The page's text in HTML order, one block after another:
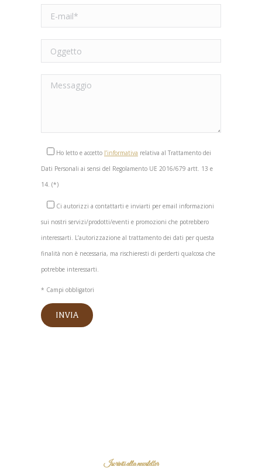
Ho letto e accetto l’informativa relativa al Trattamento dei
Dati Personali ai sensi del Regolamento UE 2016/679 artt. 13 e
14. (*)
Ci autorizzi a contattarti e inviarti per email informazioni
sui nostri servizi/prodotti/eventi e promozioni che potrebbero
interessarti. L’autorizzazione al trattamento dei dati per questa
finalità non è necessaria, ma rischieresti di perderti qualcosa che
potrebbe interessarti.
* Campi obbligatori
Iscriviti alla newsletter